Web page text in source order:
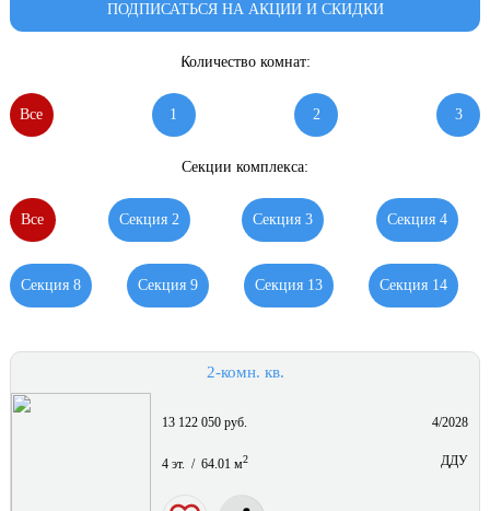
ПОДПИСАТЬСЯ НА АКЦИИ И СКИДКИ
Количество комнат:
Все 1 2 3
Секции комплекса:
Все Секция 2 Секция 3 Секция 4
Секция 8 Секция 9 Секция 13 Секция 14
2-комн. кв.
13 122 050 руб. 4/2028
4 эт. / 64.01 м2 ДДУ